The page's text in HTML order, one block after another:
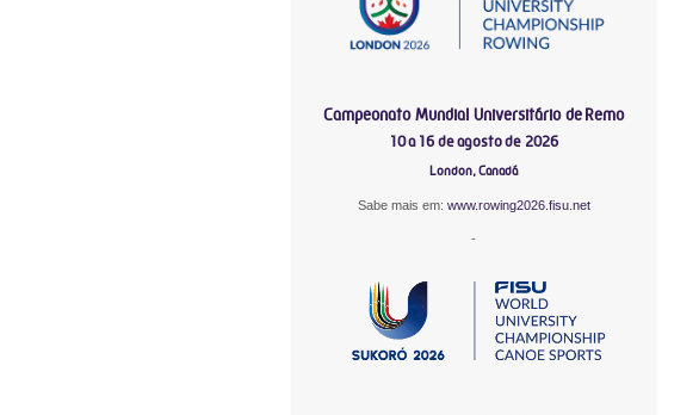
Campeonato Mundial Universitário de Remo
10 a 16 de agosto de 2026
London, Canadá
Sabe mais em: www.rowing2026.fisu.net
-